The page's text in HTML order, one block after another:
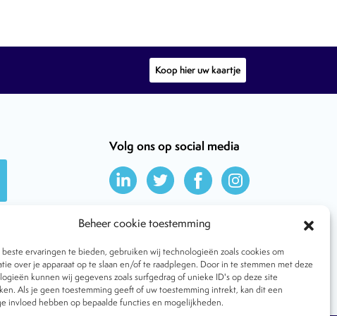
Beheer cookie toestemming
ervaringen te bieden, gebruiken wij technologieën zoals cookies om
over je apparaat op te slaan en/of te raadplegen. Door in te stemmen met deze
kunnen wij gegevens zoals surfgedrag of unieke ID's op deze site
Als je geen toestemming geeft of uw toestemming intrekt, kan dit een
invloed hebben op bepaalde functies en mogelijkheden.
Koop hier uw kaartje
Volg ons op social media